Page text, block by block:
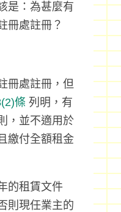
是：為甚麼有
冊處註冊？
冊處註冊，但
條 列明，有
，並不適用於
繳付全額租金
的租賃文件
則現任業主的